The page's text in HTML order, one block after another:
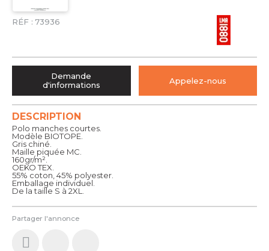
RÉF : 73936
Partager l'annonce
DESCRIPTION
Polo manches courtes.
Modèle BIOTOPE.
Gris chiné.
Maille piquée MC.
160gr/m².
OEKO TEX.
55% coton, 45% polyester.
Emballage individuel.
De la taille S à 2XL.
Demande
d'informations
Appelez-nous